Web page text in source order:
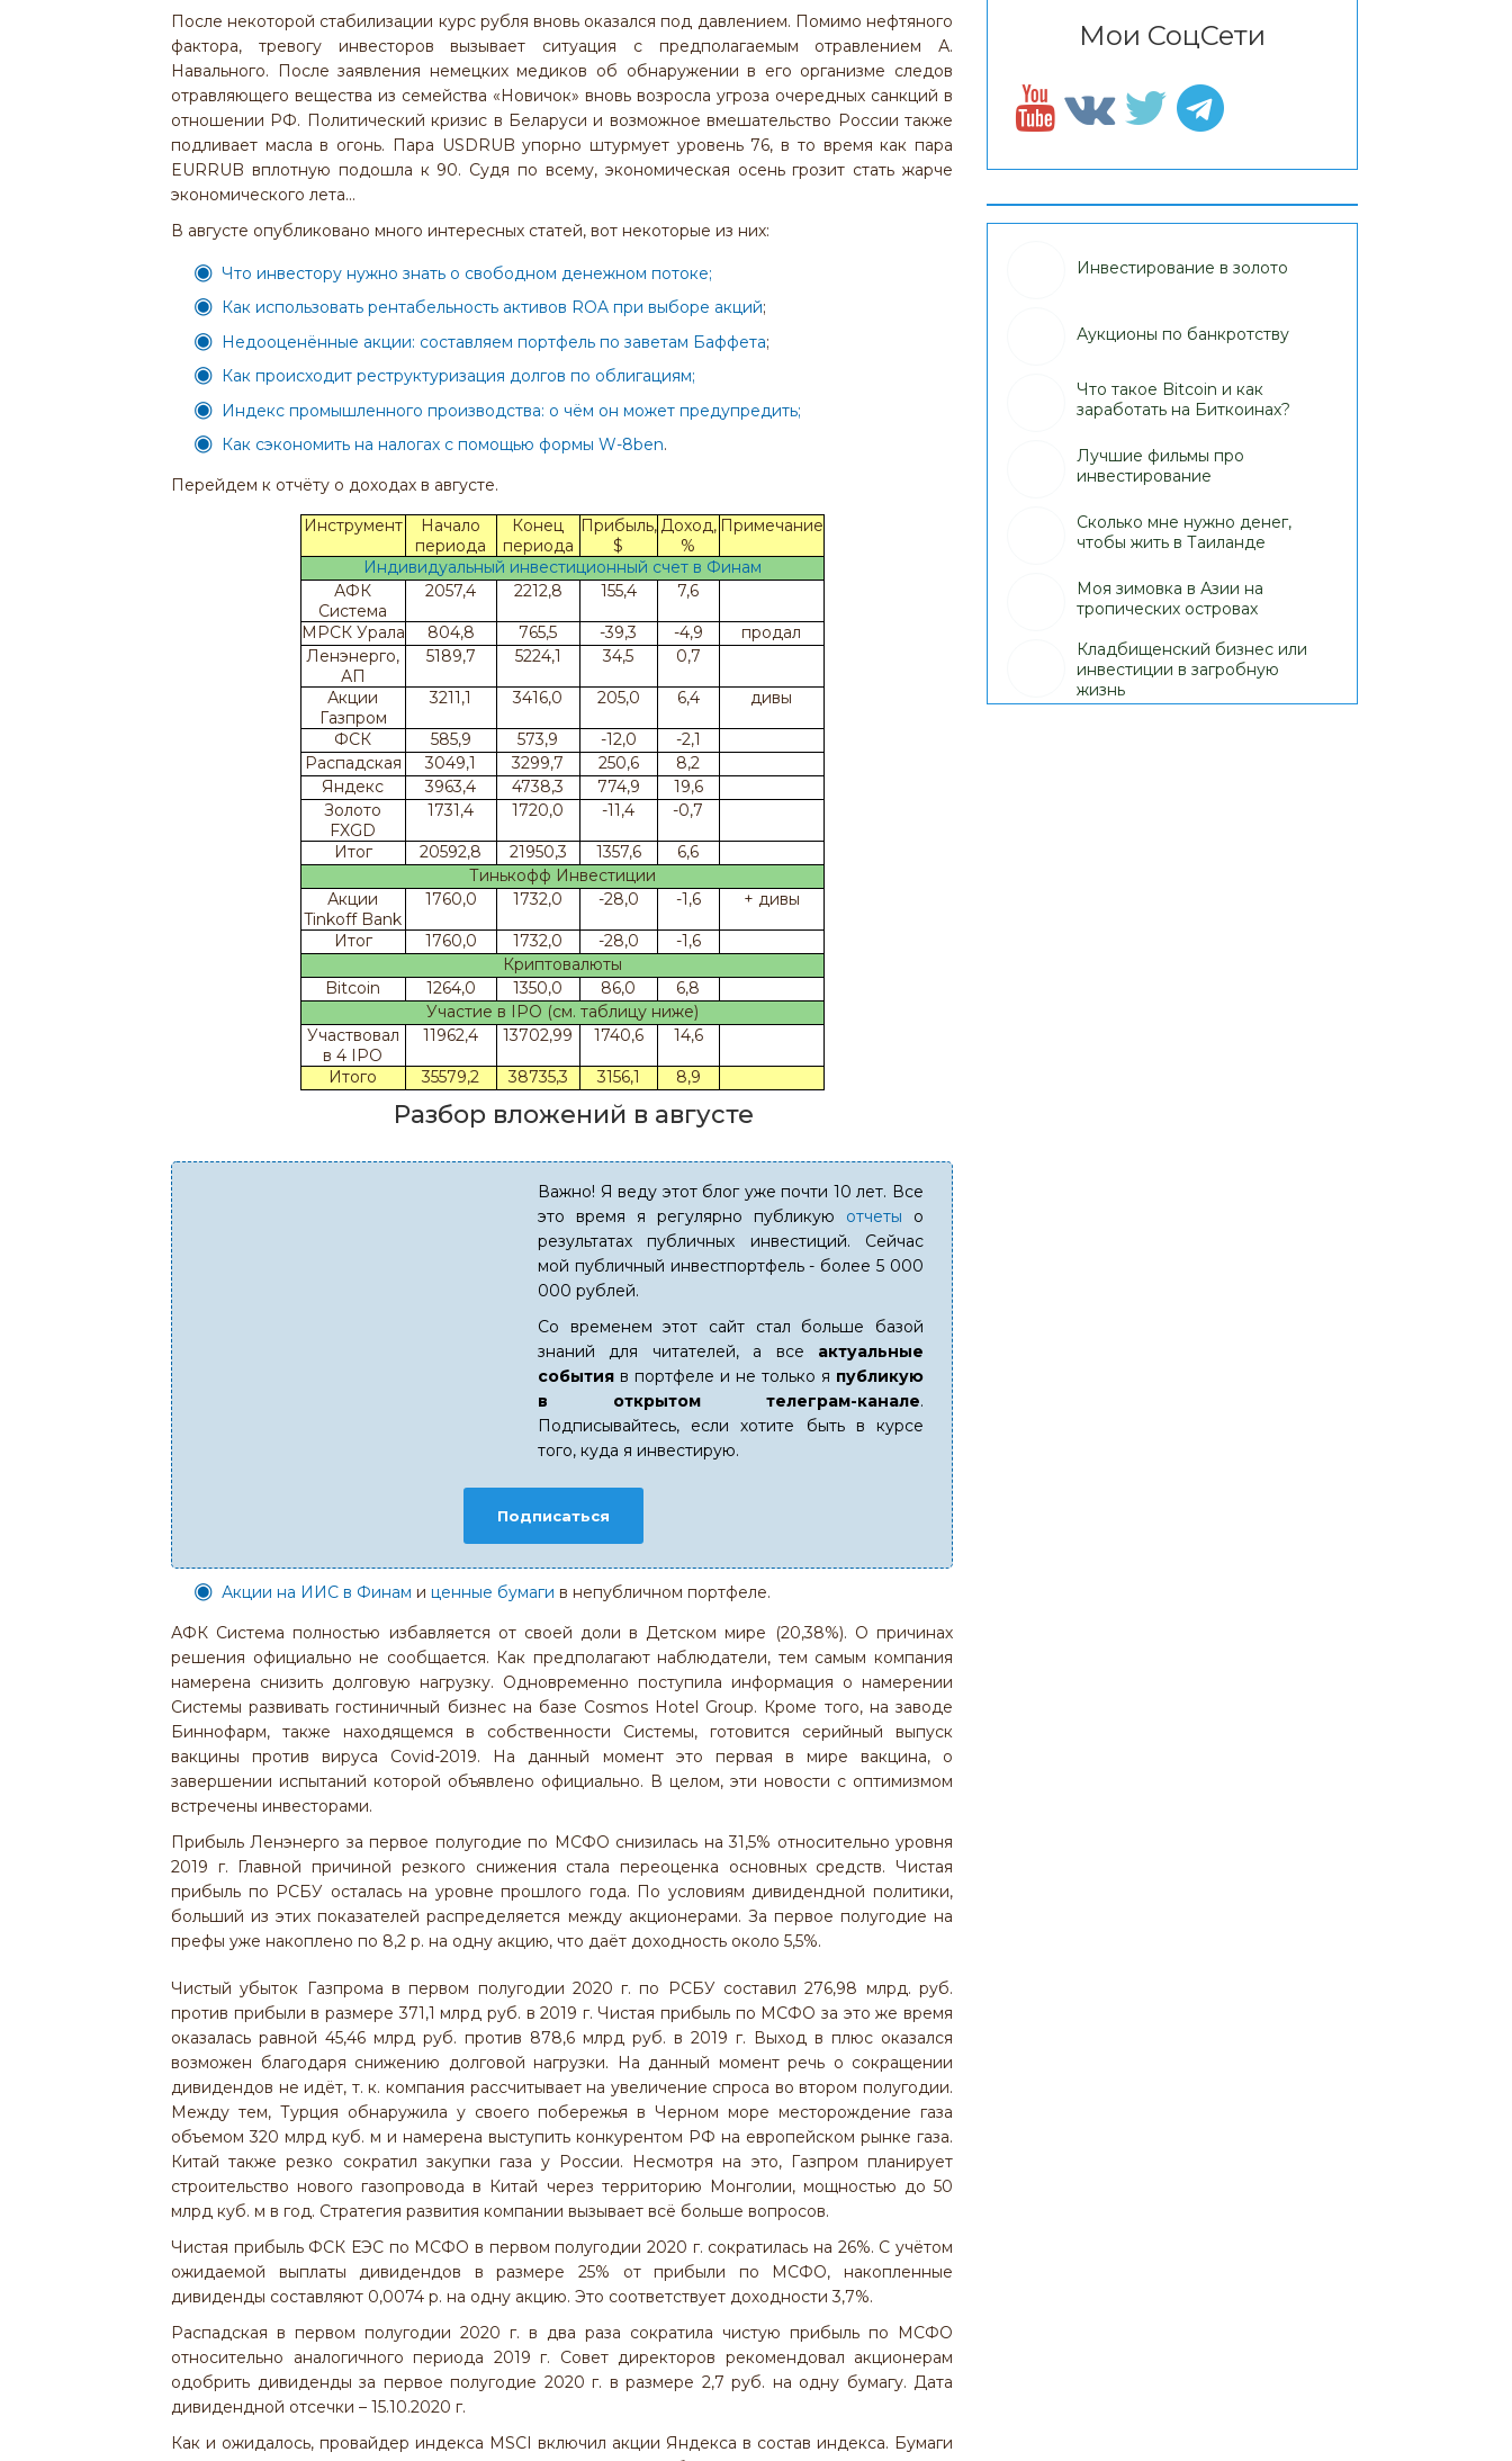
После некоторой стабилизации курс рубля вновь оказался под давлением. Помимо нефтяного
фактора, тревогу инвесторов вызывает ситуация с предполагаемым отравлением А.
Навального. После заявления немецких медиков об обнаружении в его организме следов
отравляющего вещества из семейства «Новичок» вновь возросла угроза очередных санкций в
отношении РФ. Политический кризис в Беларуси и возможное вмешательство России также
подливает масла в огонь. Пара USDRUB упорно штурмует уровень 76, в то время как пара
EURRUB вплотную подошла к 90. Судя по всему, экономическая осень грозит стать жарче
экономического лета...
В августе опубликовано много интересных статей, вот некоторые из них:
Что инвестору нужно знать о свободном денежном потоке;
Как использовать рентабельность активов ROA при выборе акций;
Недооценённые акции: составляем портфель по заветам Баффета;
Как происходит реструктуризация долгов по облигациям;
Индекс промышленного производства: о чём он может предупредить;
Как сэкономить на налогах с помощью формы W-8ben.
Перейдем к отчёту о доходах в августе.
Инструмент
Начало
периода
Конец
периода
Прибыль,
$
Доход,
%
Примечание
Индивидуальный инвестиционный счет в Финам
АФК
Система
2057,4 2212,8 155,4 7,6
МРСК Урала 804,8 765,5 -39,3 -4,9
продал
Ленэнерго,
АП
5189,7 5224,1 34,5 0,7
Акции
Газпром
3211,1 3416,0 205,0 6,4 дивы
ФСК 585,9 573,9 -12,0
-2,1
Распадская
3049,1 3299,7 250,6
8,2
Яндекс
3963,4 4738,3 774,9
19,6
Золото
FXGD
1731,4 1720,0 -11,4 -0,7
Итог 20592,8 21950,3 1357,6
6,6
Тинькофф Инвестиции
Акции
Tinkoff Bank
1760,0 1732,0 -28,0 -1,6 + дивы
Итог 1760,0 1732,0 -28,0
-1,6
Криптовалюты
Bitcoin
1264,0 1350,0 86,0
6,8
Участие в IPO (см. таблицу ниже)
Участвовал
в 4 IPO
11962,4 13702,99 1740,6 14,6
Итого 35579,2 38735,3 3156,1 8,9
Разбор вложений в августе
Важно! Я веду этот блог уже почти 10 лет. Все
это время я регулярно публикую отчеты о
результатах публичных инвестиций. Сейчас
мой публичный инвестпортфель - более 5 000
000 рублей.
Со временем этот сайт стал больше базой
знаний для читателей, а все актуальные
события в портфеле и не только я публикую
в открытом телеграм-канале.
Подписывайтесь, если хотите быть в курсе
того, куда я инвестирую.
Подписаться
Акции на ИИС в Финам и ценные бумаги в непубличном портфеле.
АФК Система полностью избавляется от своей доли в Детском мире (20,38%). О причинах
решения официально не сообщается. Как предполагают наблюдатели, тем самым компания
намерена снизить долговую нагрузку. Одновременно поступила информация о намерении
Системы развивать гостиничный бизнес на базе Cosmos Hotel Group. Кроме того, на заводе
Биннофарм, также находящемся в собственности Системы, готовится серийный выпуск
вакцины против вируса Covid-2019. На данный момент это первая в мире вакцина, о
завершении испытаний которой объявлено официально. В целом, эти новости с оптимизмом
встречены инвесторами.
Прибыль Ленэнерго за первое полугодие по МСФО снизилась на 31,5% относительно уровня
2019 г. Главной причиной резкого снижения стала переоценка основных средств. Чистая
прибыль по РСБУ осталась на уровне прошлого года. По условиям дивидендной политики,
больший из этих показателей распределяется между акционерами. За первое полугодие на
префы уже накоплено по 8,2 р. на одну акцию, что даёт доходность около 5,5%.
Чистый убыток Газпрома в первом полугодии 2020 г. по РСБУ составил 276,98 млрд. руб.
против прибыли в размере 371,1 млрд руб. в 2019 г. Чистая прибыль по МСФО за это же время
оказалась равной 45,46 млрд руб. против 878,6 млрд руб. в 2019 г. Выход в плюс оказался
возможен благодаря снижению долговой нагрузки. На данный момент речь о сокращении
дивидендов не идёт, т. к. компания рассчитывает на увеличение спроса во втором полугодии.
Между тем, Турция обнаружила у своего побережья в Черном море месторождение газа
объемом 320 млрд куб. м и намерена выступить конкурентом РФ на европейском рынке газа.
Китай также резко сократил закупки газа у России. Несмотря на это, Газпром планирует
строительство нового газопровода в Китай через территорию Монголии, мощностью до 50
млрд куб. м в год. Стратегия развития компании вызывает всё больше вопросов.
Чистая прибыль ФСК ЕЭС по МСФО в первом полугодии 2020 г. сократилась на 26%. С учётом
ожидаемой выплаты дивидендов в размере 25% от прибыли по МСФО, накопленные
дивиденды составляют 0,0074 р. на одну акцию. Это соответствует доходности 3,7%.
Распадская в первом полугодии 2020 г. в два раза сократила чистую прибыль по МСФО
относительно аналогичного периода 2019 г. Совет директоров рекомендовал акционерам
одобрить дивиденды за первое полугодие 2020 г. в размере 2,7 руб. на одну бумагу. Дата
дивидендной отсечки – 15.10.2020 г.
Как и ожидалось, провайдер индекса MSCI включил акции Яндекса в состав индекса. Бумаги
Мои СоцСети
Инвестирование в золото
Аукционы по банкротству
Что такое Bitcoin и как
заработать на Биткоинах?
Лучшие фильмы про
инвестирование
Сколько мне нужно денег,
чтобы жить в Таиланде
Моя зимовка в Азии на
тропических островах
Кладбищенский бизнес или
инвестиции в загробную
жизнь